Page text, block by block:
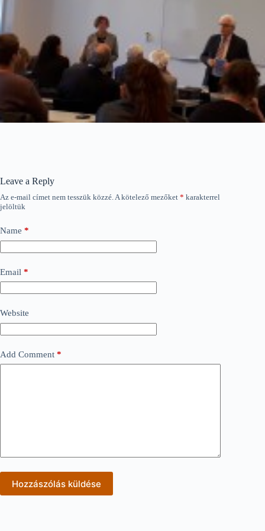
Leave a Reply
Az e-mail címet nem tesszük közzé.A kötelező mezőket * karakterrel
jelöltük
Name *
Email *
Website
Add Comment *
Hozzászólás küldése